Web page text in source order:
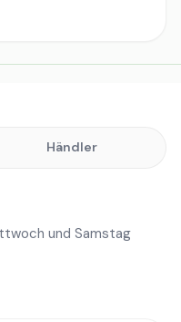
Händler
und Samstag